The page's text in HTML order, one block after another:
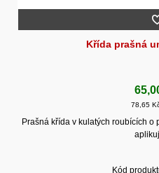
Křída prašná
78,65
Prašná křída v kulatých roubících o
Kód